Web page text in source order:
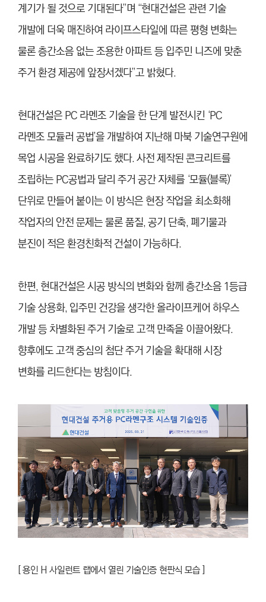
계기가 될 것으로 기대된다”며 “현대건설은 관련 기술
개발에 더욱 매진하여 라이프스타일에 따른 평형 변화는
물론 층간소음 없는 조용한 아파트 등 입주민 니즈에 맞춘
주거 환경 제공에 앞장서겠다”고 밝혔다.
현대건설은 PC 라멘조 기술을 한 단계 발전시킨 ‘PC
라멘조 모듈러 공법’을 개발하여 지난해 마북 기술연구원에
목업 시공을 완료하기도 했다. 사전 제작된 콘크리트를
조립하는 PC공법과 달리 주거 공간 자체를 ‘모듈(블록)’
단위로 만들어 붙이는 이 방식은 현장 작업을 최소화해
작업자의 안전 문제는 물론 품질, 공기 단축, 폐기물과
분진이 적은 환경친화적 건설이 가능하다.
한편, 현대건설은 시공 방식의 변화와 함께 층간소음 1등급
기술 상용화, 입주민 건강을 생각한 올라이프케어 하우스
개발 등 차별화된 주거 기술로 고객 만족을 이끌어왔다.
향후에도 고객 중심의 첨단 주거 기술을 확대해 시장
변화를 리드한다는 방침이다.
[ 용인 H 사일런트 랩에서 열린 기술인증 현판식 모습 ]